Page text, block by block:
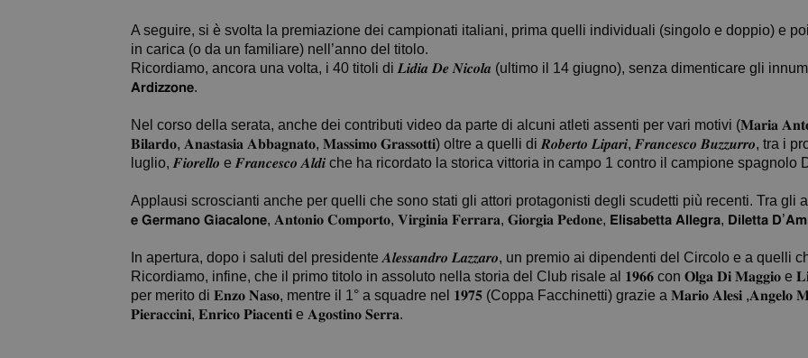
A seguire, si è svolta la premiazione dei campionati italiani, prima quelli individuali (singolo e doppio) e
in carica (o da un familiare) nell’anno del titolo.
Ricordiamo, ancora una volta, i 40 titoli di 𝑳𝒊𝒅𝒊𝒂 𝑫𝒆 𝑵𝒊𝒄𝒐𝒍𝒂 (ultimo il 14 giugno), senza dimenticare gli
𝗔𝗿𝗱𝗶𝘇𝘇𝗼𝗻𝗲.
Nel corso della serata, anche dei contributi video da parte di alcuni atleti assenti per vari motivi (𝐌𝐚𝐫𝐢𝐚
𝐁𝐢𝐥𝐚𝐫𝐝𝐨, 𝐀𝐧𝐚𝐬𝐭𝐚𝐬𝐢𝐚 𝐀𝐛𝐛𝐚𝐠𝐧𝐚𝐭𝐨, 𝐌𝐚𝐬𝐬𝐢𝐦𝐨 𝐆𝐫𝐚𝐬𝐬𝐨𝐭𝐭𝐢) oltre a quelli di 𝑹𝒐𝒃𝒆𝒓𝒕𝒐 𝑳𝒊𝒑𝒂𝒓𝒊, 𝑭𝒓𝒂𝒏𝒄𝒆𝒔𝒄𝒐 𝑩𝒖𝒛𝒛𝒖𝒓𝒓𝒐,
luglio, 𝑭𝒊𝒐𝒓𝒆𝒍𝒍𝒐 e 𝑭𝒓𝒂𝒏𝒄𝒆𝒔𝒄𝒐 𝑨𝒍𝒅𝒊 che ha ricordato la storica vittoria in campo 1 contro il campione
Applausi scroscianti anche per quelli che sono stati gli attori protagonisti degli scudetti più recenti. Tra gli
𝗲 𝗚𝗲𝗿𝗺𝗮𝗻𝗼 𝗚𝗶𝗮𝗰𝗮𝗹𝗼𝗻𝗲, 𝐀𝐧𝐭𝐨𝐧𝐢𝐨 𝐂𝐨𝐦𝐩𝐨𝐫𝐭𝐨, 𝐕𝐢𝐫𝐠𝐢𝐧𝐢𝐚 𝐅𝐞𝐫𝐫𝐚𝐫𝐚, 𝐆𝐢𝐨𝐫𝐠𝐢𝐚 𝐏𝐞𝐝𝐨𝐧𝐞, 𝗘𝗹𝗶𝘀𝗮𝗯𝗲𝘁𝘁𝗮 𝗔𝗹𝗹𝗲𝗴𝗿𝗮, 𝗗𝗶𝗹𝗲𝘁𝘁𝗮
In apertura, dopo i saluti del presidente 𝑨𝒍𝒆𝒔𝒔𝒂𝒏𝒅𝒓𝒐 𝑳𝒂𝒛𝒛𝒂𝒓𝒐, un premio ai dipendenti del Circolo e a quelli
Ricordiamo, infine, che il primo titolo in assoluto nella storia del Club risale al 𝟏𝟗𝟔𝟔 con 𝐎𝐥𝐠𝐚 𝐃𝐢 𝐌𝐚𝐠𝐠𝐢𝐨 e
per merito di 𝐄𝐧𝐳𝐨 𝐍𝐚𝐬𝐨, mentre il 1° a squadre nel 𝟏𝟗𝟕𝟓 (Coppa Facchinetti) grazie a 𝐌𝐚𝐫𝐢𝐨 𝐀𝐥𝐞𝐬𝐢 ,𝐀𝐧𝐠𝐞𝐥𝐨
𝐏𝐢𝐞𝐫𝐚𝐜𝐜𝐢𝐧𝐢, 𝐄𝐧𝐫𝐢𝐜𝐨 𝐏𝐢𝐚𝐜𝐞𝐧𝐭𝐢 e 𝐀𝐠𝐨𝐬𝐭𝐢𝐧𝐨 𝐒𝐞𝐫𝐫𝐚.